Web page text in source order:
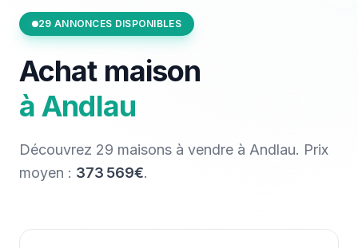
29 ANNONCES DISPONIBLES
Achat maison
àAndlau
Découvrez 29 maisons à vendre à Andlau. Prix
moyen : 373 569€.